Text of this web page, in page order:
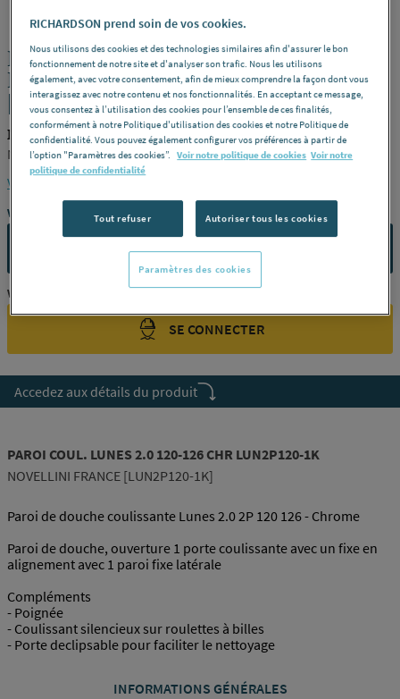
PAROI COUL. LUNES 2.0 120-126 CHR
LUN2P120-1K NOVELLINI FRANCE
[LUN2P120-1K]
NOVELLINI LUN2P120-1K
NOVELLINI FRANCE [LUN2P120-1K]
Voir la description complète
Vous avez un projet ?
CONTACTEZ-NOUS
Vous êtes un professionnel ?
SE CONNECTER
Accedez aux détails du produit
PAROI COUL. LUNES 2.0 120-126 CHR LUN2P120-1K
NOVELLINI FRANCE [LUN2P120-1K]
Paroi de douche coulissante Lunes 2.0 2P 120 126 - Chrome
Paroi de douche, ouverture 1 porte coulissante avec un fixe en
alignement avec 1 paroi fixe latérale
Compléments
- Poignée
- Coulissant silencieux sur roulettes à billes
- Porte declipsable pour faciliter le nettoyage
INFORMATIONS GÉNÉRALES
RICHARDSON prend soin de vos cookies.
Nous utilisons des cookies et des technologies similaires afin d'assurer le bon
fonctionnement de notre site et d'analyser son trafic. Nous les utilisons
également, avec votre consentement, afin de mieux comprendre la façon dont vous
interagissez avec notre contenu et nos fonctionnalités. En acceptant ce message,
vous consentez à l’utilisation des cookies pour l’ensemble de ces finalités,
conformément à notre Politique d'utilisation des cookies et notre Politique de
confidentialité. Vous pouvez également configurer vos préférences à partir de
l’option "Paramètres des cookies”. Voir notre politique de cookies Voir notre
politique de confidentialité
Tout refuser Autoriser tous les cookies
Paramètres des cookies